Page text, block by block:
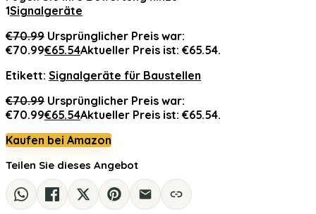
1Signalgeräte
€70.99 Ursprünglicher Preis war:
€70.99€65.54Aktueller Preis ist: €65.54.
Etikett: Signalgeräte für Baustellen
€70.99 Ursprünglicher Preis war:
€70.99€65.54Aktueller Preis ist: €65.54.
Kaufen bei Amazon
Teilen Sie dieses Angebot